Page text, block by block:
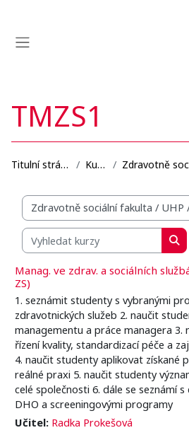
TMZS1
Titulní stránka Kurzy
Organizační struktura kurzů
Vyhledat kurzy
Manag. ve zdrav. a sociálních
ZS)
1. seznámit studenty s vybranými
zdravotnických služeb 2. naučit
managementu a práce managera 3.
řízení kvality, standardizací péče a
4. naučit studenty aplikovat získané
reálné praxi 5. naučit studenty
celé společnosti 6. dále se seznámí
DHO a screeningovými programy
Učitel: Radka Prokešová